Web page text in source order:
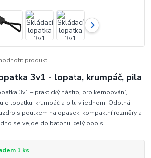
produkt
3v1 - lopata, krumpáč, pila
3v1 – praktický nástroj pro kempování,
lopatku, krumpáč a pilu v jednom. Odolná
s poutkem na opasek, kompaktní rozměry a
se vejde do batohu. celý popis
1 ks